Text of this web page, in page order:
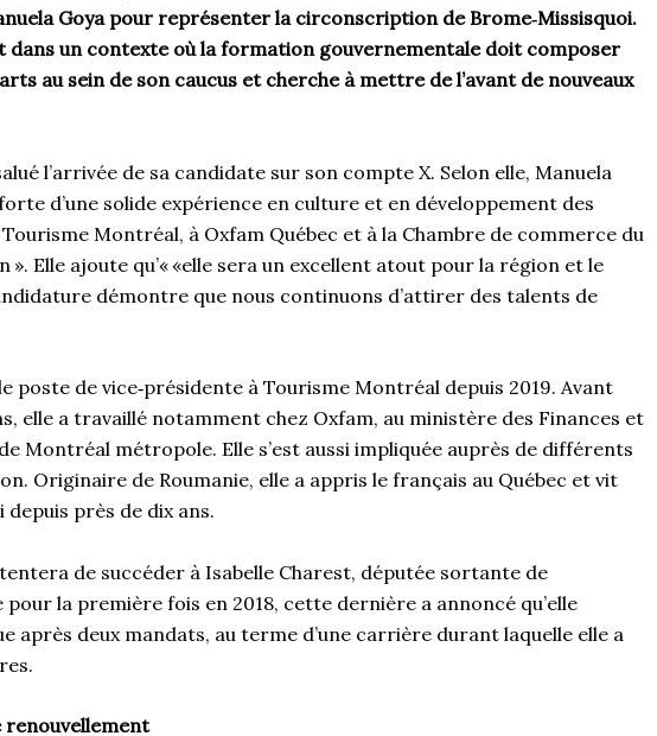
Goya pour représenter la circonscription de Brome‑Missisquoi.
dans un contexte où la formation gouvernementale doit composer
au sein de son caucus et cherche à mettre de l’avant de nouveaux
l’arrivée de sa candidate sur son compte X. Selon elle, Manuela
d’une solide expérience en culture et en développement des
Montréal, à Oxfam Québec et à la Chambre de commerce du
Elle ajoute qu’« «elle sera un excellent atout pour la région et le
démontre que nous continuons d’attirer des talents de
poste de vice‑présidente à Tourisme Montréal depuis 2019. Avant
elle a travaillé notamment chez Oxfam, au ministère des Finances et
Montréal métropole. Elle s’est aussi impliquée auprès de différents
Originaire de Roumanie, elle a appris le français au Québec et vit
depuis près de dix ans.
de succéder à Isabelle Charest, députée sortante de
pour la première fois en 2018, cette dernière a annoncé qu’elle
après deux mandats, au terme d’une carrière durant laquelle elle a